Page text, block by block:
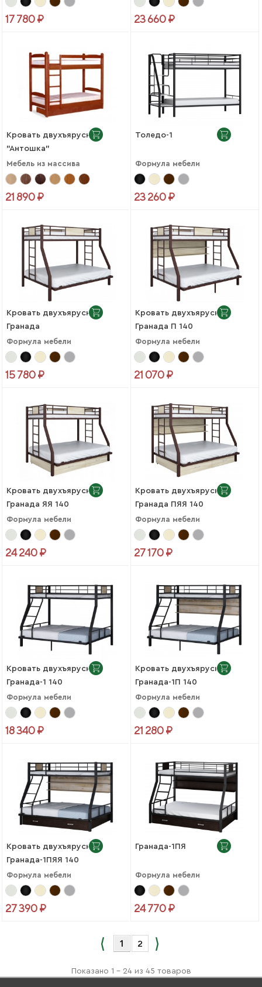
17 780 ₽ 23 660 ₽
Кровать двухъярусная
"Антошка"
Мебель из массива
21 890 ₽
Толедо-1
Формула мебели
23 260 ₽
Кровать двухъярусная
Гранада
Формула мебели
15 780 ₽
Кровать двухъярусная
Гранада П 140
Формула мебели
21 070 ₽
Кровать двухъярусная
Гранада ЯЯ 140
Формула мебели
24 240 ₽
Кровать двухъярусная
Гранада ПЯЯ 140
Формула мебели
27 170 ₽
Кровать двухъярусная
Гранада-1 140
Формула мебели
18 340 ₽
Кровать двухъярусная
Гранада-1П 140
Формула мебели
21 280 ₽
Кровать двухъярусная
Гранада-1ПЯЯ 140
Формула мебели
27 390 ₽
Гранада-1ПЯ
Формула мебели
24 770 ₽
1 2
Показано 1 - 24 из 45 товаров